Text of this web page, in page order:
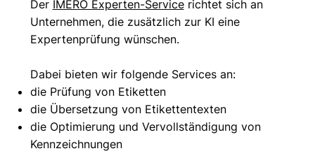
Der IMERO Experten-Servicerichtet sich an
Unternehmen, die zusätzlich zur KI eine
Expertenprüfung wünschen.
Dabei bieten wir folgende Services an:
die Prüfung von Etiketten
die Übersetzung von Etikettentexten
die Optimierung und Vervollständigung von
Kennzeichnungen